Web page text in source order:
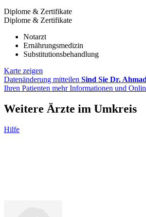
Diplome & Zertifikate
Diplome & Zertifikate
Notarzt
Ernährungsmedizin
Substitutionsbehandlung
Karte zeigen
Datenänderung mitteilen Sind Sie Dr.
Ihren Patienten mehr Informationen und
Weitere Ärzte im Umkreis
Hilfe